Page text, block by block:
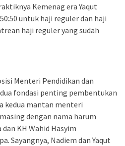
Kemenag era Yaqut
untuk haji reguler dan haji
haji reguler yang sudah
Menteri Pendidikan dan
fondasi penting pembentukan
kedua mantan menteri
dengan nama harum
KH Wahid Hasyim
Sayangnya, Nadiem dan Yaqut